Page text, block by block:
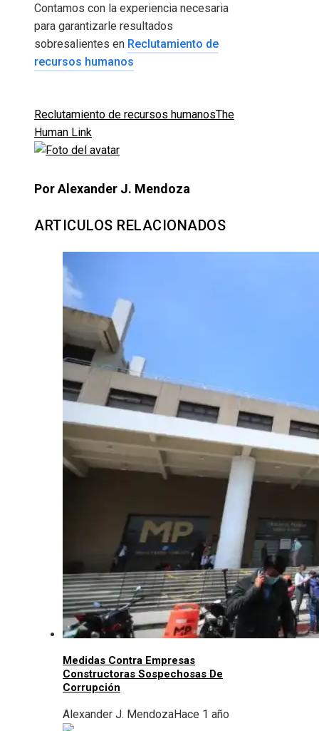
Contamos con la experiencia necesaria
para garantizarle resultados
sobresalientes en Reclutamiento de
recursos humanos
Reclutamiento de recursos humanosThe
Human Link
Por Alexander J. Mendoza
ARTICULOS RELACIONADOS
Medidas Contra Empresas
Constructoras Sospechosas De
Corrupción
Alexander J. MendozaHace 1 año